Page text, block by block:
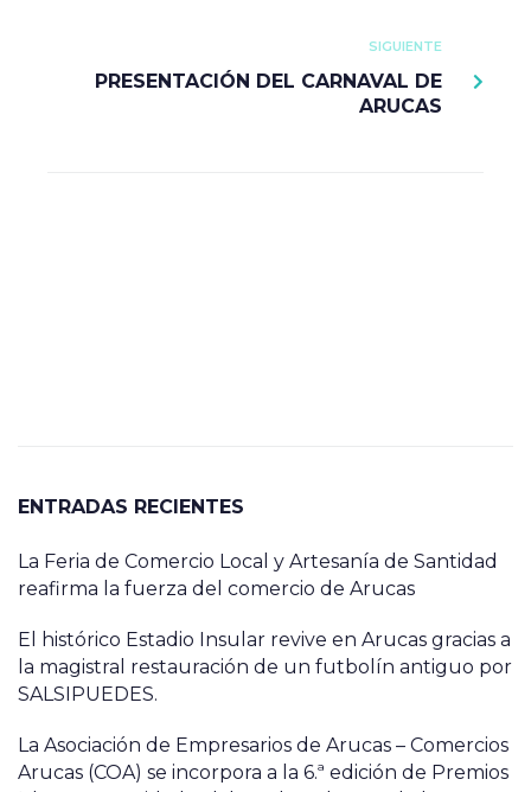
SIGUIENTE
PRESENTACIÓN DEL CARNAVAL DE
ARUCAS
ENTRADAS RECIENTES
La Feria de Comercio Local y Artesanía de Santidad
reafirma la fuerza del comercio de Arucas
El histórico Estadio Insular revive en Arucas gracias a
la magistral restauración de un futbolín antiguo por
SALSIPUEDES.
La Asociación de Empresarios de Arucas – Comercios
Arucas (COA) se incorpora a la 6.ª edición de Premios